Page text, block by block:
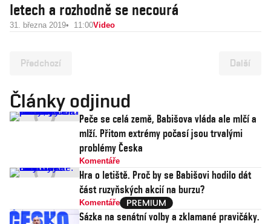
letech a rozhodně se necourá
31. března 2019 11:00Video
Předchozí Další
Články odjinud
Peče se celá země, Babišova vláda ale mlčí a
mlží. Přitom extrémy počasí jsou trvalými
problémy Česka
Komentáře
Hra o letiště. Proč by se Babišovi hodilo dát
část ruzyňských akcií na burzu?
Komentáře
Sázka na senátní volby a zklamané pravičáky.